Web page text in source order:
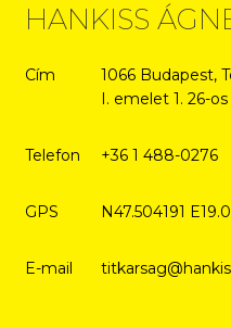
HANKISS
Cím
1066 Budapest,
I. emelet 1. 26-
Telefon +36 1 488-0276
GPS N47.504191
E-mail